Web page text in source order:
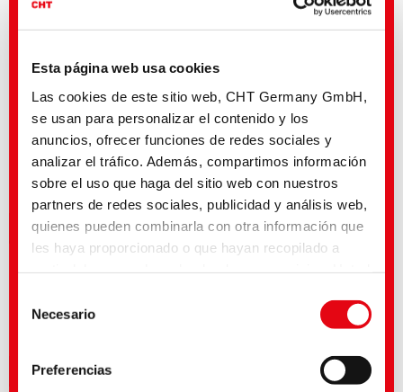
Esta página web usa cookies
Las cookies de este sitio web, CHT Germany GmbH,
se usan para personalizar el contenido y los
anuncios, ofrecer funciones de redes sociales y
analizar el tráfico. Además, compartimos información
sobre el uso que haga del sitio web con nuestros
partners de redes sociales, publicidad y análisis web,
quienes pueden combinarla con otra información que
les haya proporcionado o que hayan recopilado a
nuestro sitio web. Con algunos de los servicios
utilizados, existe la posibilidad de que los datos se
transfieran a los Estados Unidos y sean tratados por
las autoridades estadounidenses. Según la situación
Necesario
Preferencias
Sector Título inglés
Dyes and Pigments
BEZACRYL | Cationic
Dyes and Pigments
Calibration Data Exhaust
Dyeing | BEZACRYL
▸ Colorantes básicos
Tipos de productos
Por favor, seleccione al menos
Gamas de productos